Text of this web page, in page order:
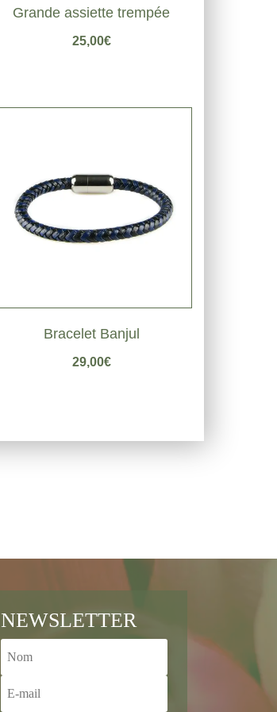
Grande assiette trempée
25,00€
Bracelet Banjul
29,00€
NEWSLETTER